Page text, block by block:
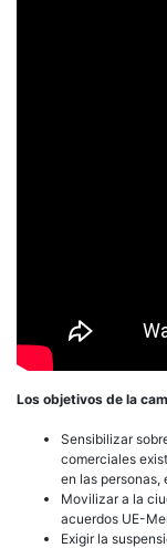
Los objetivos de la
Sensibilizar
comerciales
en las personas,
Movilizar a la
acuerdos UE-
Exigir la